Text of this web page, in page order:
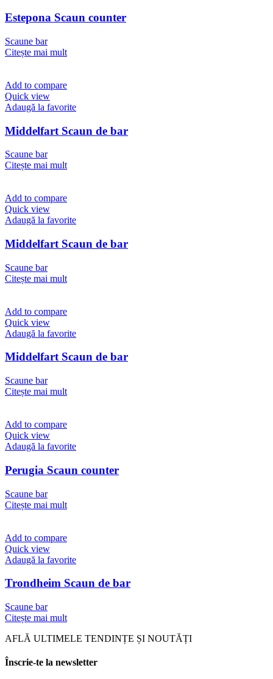
Estepona Scaun counter
Scaune bar
Citește mai mult
Add to compare
Quick view
Adaugă la favorite
Middelfart Scaun de bar
Scaune bar
Citește mai mult
Add to compare
Quick view
Adaugă la favorite
Middelfart Scaun de bar
Scaune bar
Citește mai mult
Add to compare
Quick view
Adaugă la favorite
Middelfart Scaun de bar
Scaune bar
Citește mai mult
Add to compare
Quick view
Adaugă la favorite
Perugia Scaun counter
Scaune bar
Citește mai mult
Add to compare
Quick view
Adaugă la favorite
Trondheim Scaun de bar
Scaune bar
Citește mai mult
AFLĂ ULTIMELE TENDINȚE ȘI NOUTĂȚI
Înscrie-te la newsletter